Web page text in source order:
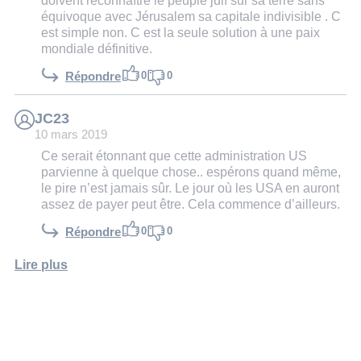
équivoque avec Jérusalem sa capitale indivisible . C
est simple non. C est la seule solution à une paix
mondiale définitive.
Répondre 0 0
JC23
10 mars 2019
Ce serait étonnant que cette administration US
parvienne à quelque chose.. espérons quand même,
le pire n’est jamais sûr. Le jour où les USA en auront
assez de payer peut être. Cela commence d’ailleurs.
Répondre 0 0
Lire plus